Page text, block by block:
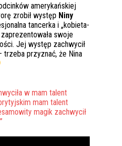
amerykańskiej
zrobił występ Niny
tancerka i „kobieta-
swoje
Jej występ zachwycił
przyznać, że Nina
w mam talent
mam talent
magik zachwycił